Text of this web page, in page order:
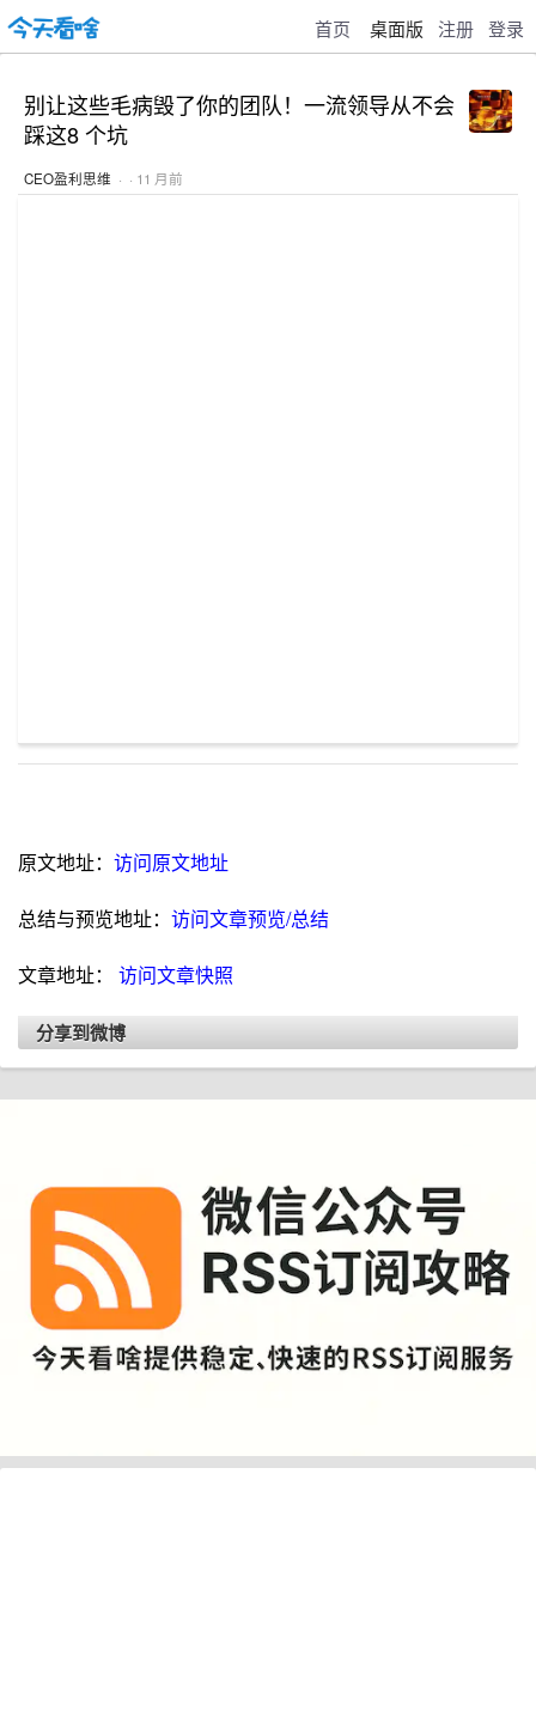
首页 桌面版 注册 登录
别让这些毛病毁了你的团队！一流领导从不会
踩这8 个坑
CEO盈利思维 · · 11 月前
原文地址： 访问原文地址
总结与预览地址： 访问文章预览/总结
文章地址： 访问文章快照
分享到微博